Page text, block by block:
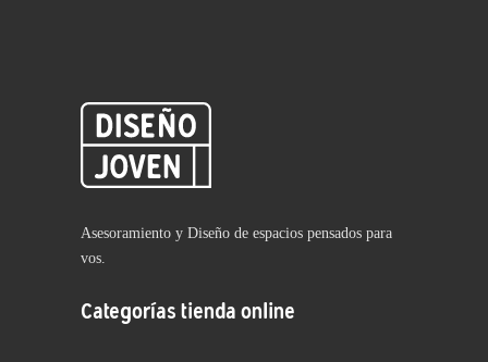
Asesoramiento y Diseño de espacios pensados para
vos.
Categorías tienda online